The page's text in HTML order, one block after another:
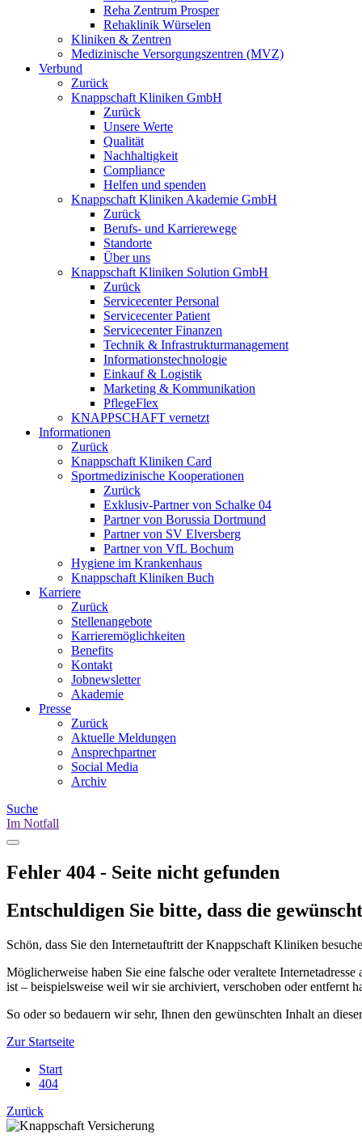
Reha Zentrum Prosper
Rehaklinik Würselen
Kliniken & Zentren
Medizinische Versorgungszentren (MVZ)
Verbund
Zurück
Knappschaft Kliniken GmbH
Zurück
Unsere Werte
Qualität
Nachhaltigkeit
Compliance
Helfen und spenden
Knappschaft Kliniken Akademie GmbH
Zurück
Berufs- und Karrierewege
Standorte
Über uns
Knappschaft Kliniken Solution GmbH
Zurück
Servicecenter Personal
Servicecenter Patient
Servicecenter Finanzen
Technik & Infrastrukturmanagement
Informationstechnologie
Einkauf & Logistik
Marketing & Kommunikation
PflegeFlex
KNAPPSCHAFT vernetzt
Informationen
Zurück
Knappschaft Kliniken Card
Sportmedizinische Kooperationen
Zurück
Exklusiv-Partner von Schalke 04
Partner von Borussia Dortmund
Partner von SV Elversberg
Partner von VfL Bochum
Hygiene im Krankenhaus
Knappschaft Kliniken Buch
Karriere
Zurück
Stellenangebote
Karrieremöglichkeiten
Benefits
Kontakt
Jobnewsletter
Akademie
Presse
Zurück
Aktuelle Meldungen
Ansprechpartner
Social Media
Archiv
Suche
Im Notfall
Fehler 404 - Seite nicht gefunden
Entschuldigen Sie bitte, dass die
Schön, dass Sie den Internetauftritt der Knappschaft Kliniken
Möglicherweise haben Sie eine falsche oder veraltete
ist – beispielsweise weil wir sie archiviert, verschoben oder entfernt
So oder so bedauern wir sehr, Ihnen den gewünschten Inhalt an
Zur Startseite
Start
404
Zurück